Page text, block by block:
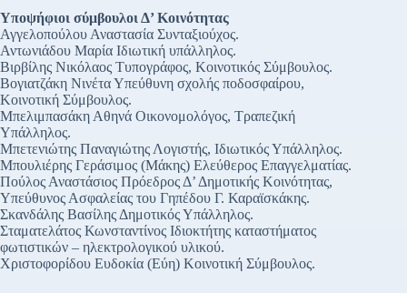
Υποψήφιοι σύμβουλοι Δ’ Κοινότητας
Αγγελοπούλου Αναστασία Συνταξιούχος.
Αντωνιάδου Μαρία Ιδιωτική υπάλληλος.
Βιρβίλης Νικόλαος Τυπογράφος, Κοινοτικός Σύμβουλος.
Βογιατζάκη Νινέτα Υπεύθυνη σχολής ποδοσφαίρου,
Κοινοτική Σύμβουλος.
Μπελιμπασάκη Αθηνά Οικονομολόγος, Τραπεζική
Υπάλληλος.
Μπετενιώτης Παναγιώτης Λογιστής, Ιδιωτικός Υπάλληλος.
Μπουλιέρης Γεράσιμος (Μάκης) Ελεύθερος Επαγγελματίας.
Πούλος Αναστάσιος Πρόεδρος Δ’ Δημοτικής Κοινότητας,
Υπεύθυνος Ασφαλείας του Γηπέδου Γ. Καραϊσκάκης.
Σκανδάλης Βασίλης Δημοτικός Υπάλληλος.
Σταματελάτος Κωνσταντίνος Ιδιοκτήτης καταστήματος
φωτιστικών – ηλεκτρολογικού υλικού.
Χριστοφορίδου Ευδοκία (Εύη) Κοινοτική Σύμβουλος.